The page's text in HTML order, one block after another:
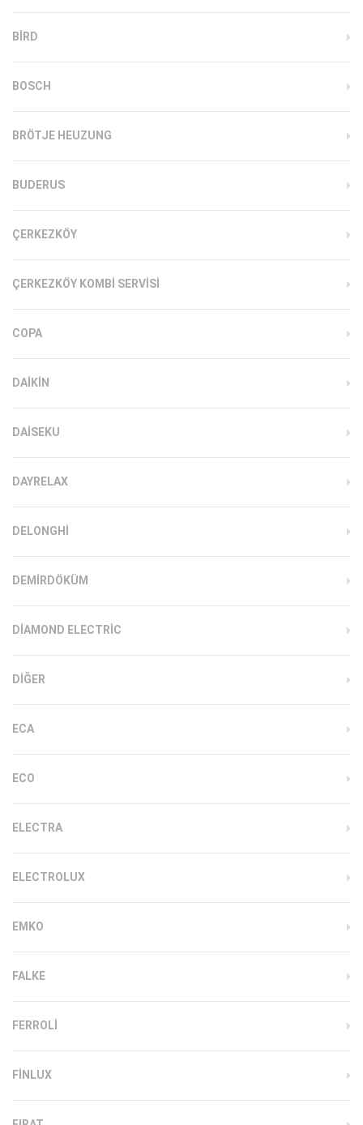
BIRD
BOSCH
BRÖTJE HEUZUNG
BUDERUS
ÇERKEZKÖY
ÇERKEZKÖY KOMBI SERVISI
COPA
DAIKIN
DAISEKU
DAYRELAX
DELONGHI
DEMIRDÖKÜM
DIAMOND ELECTRIC
DIĞER
ECA
ECO
ELECTRA
ELECTROLUX
EMKO
FALKE
FERROLI
FINLUX